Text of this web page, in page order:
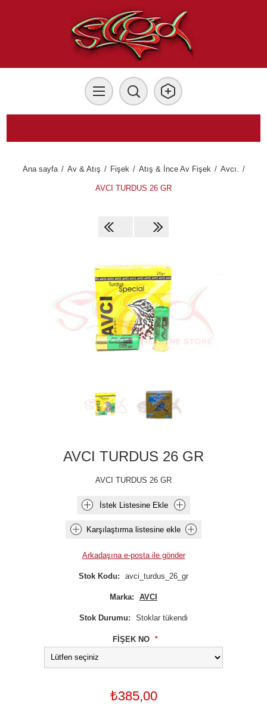
Ana sayfa / Av & Atış / Fişek / Atış & İnce Av Fişek / Avcı. /
AVCI TURDUS 26 GR
AVCI TURDUS 26 GR
AVCI TURDUS 26 GR
İstek Listesine Ekle
Karşılaştırma listesine ekle
Arkadaşına e-posta ile gönder
Stok Kodu: avci_turdus_26_gr
Marka: AVCI
Stok Durumu: Stoklar tükendi
FİŞEK NO *
₺385,00